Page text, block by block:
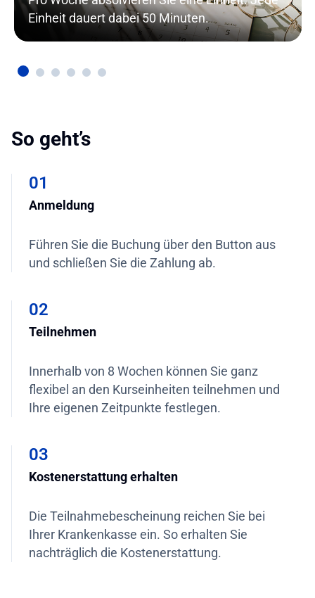
Einheit dauert dabei 50 Minuten.
So geht’s
01
Anmeldung
Führen Sie die Buchung über den Button aus
und schließen Sie die Zahlung ab.
02
Teilnehmen
Innerhalb von 8 Wochen können Sie ganz
flexibel an den Kurseinheiten teilnehmen und
Ihre eigenen Zeitpunkte festlegen.
03
Kostenerstattung erhalten
Die Teilnahmebescheinung reichen Sie bei
Ihrer Krankenkasse ein. So erhalten Sie
nachträglich die Kostenerstattung.